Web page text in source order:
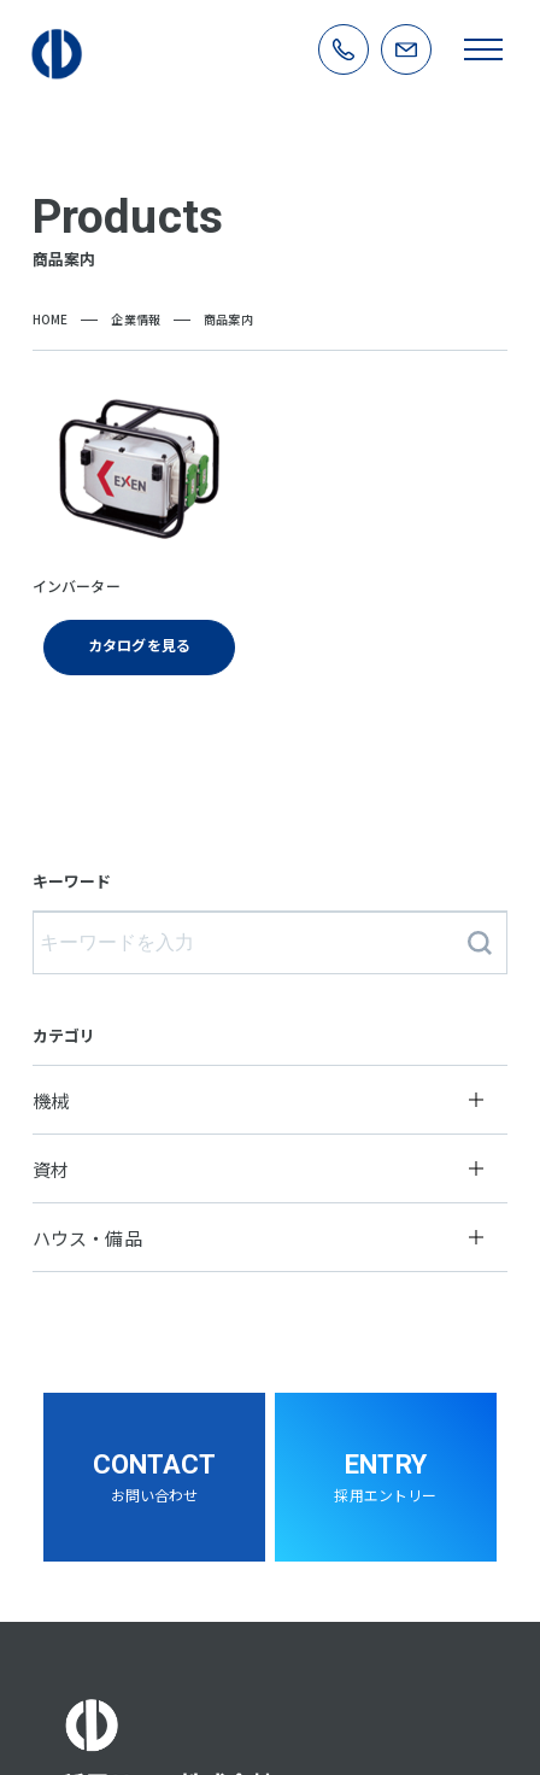
Products
商品案内
HOME 企業情報 商品案内
キーワード
カテゴリ
機械
資材
ハウス・備品
インバーター
カタログを見る
CONTACT
お問い合わせ
ENTRY
採用エントリー